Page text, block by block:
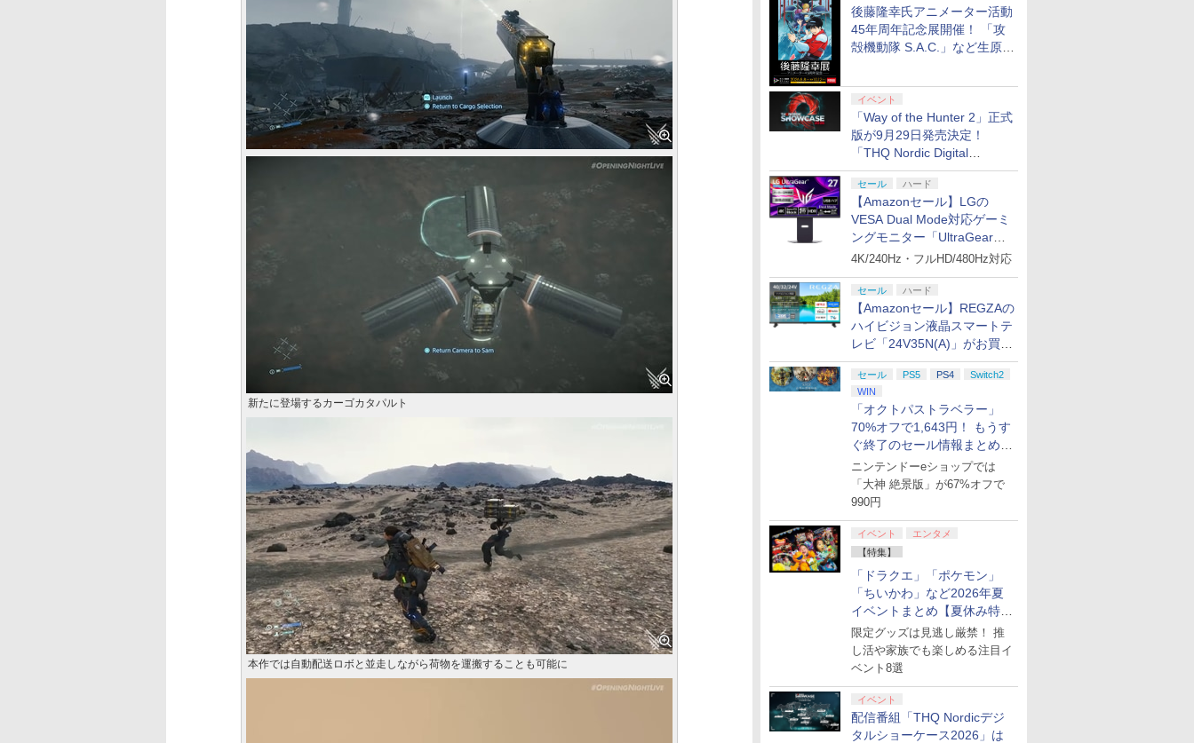
後藤隆幸氏アニメーター活動
45年周年記念展開催！ 「攻
殻機動隊 S.A.C.」など生原
イベント
「Way of the Hunter 2」正式
版が9月29日発売決定！
「THQ Nordic Digital
Showcase 2026」まとめ
セール ハード
【Amazonセール】LGの
VESA Dual Mode対応ゲーミ
ングモニター「UltraGear
27G850A-B」がお買い得！
4K/240Hz・フルHD/480Hz対応
セール ハード
【Amazonセール】REGZAの
ハイビジョン液晶スマートテ
レビ「24V35N(A)」がお買い
得！
セール PS5 PS4
Switch2
WIN
「オクトパストラベラー」
70%オフで1,643円！ もうす
ぐ終了のセール情報まとめ
【8月8日更新】
ニンテンドーeショップでは
「大神 絶景版」が67%オフで
990円
イベント
エンタメ
【特集】
「ドラクエ」「ポケモン」
「ちいかわ」など2026年夏
イベントまとめ【夏休み特
集】
限定グッズは見逃し厳禁！ 推
し活や家族でも楽しめる注目イ
ベント8選
イベント
配信番組「THQ Nordicデジ
タルショーケース2026」は
新たに登場するカーゴカタパルト
本作では自動配送ロボと並走しながら荷物を運搬することも可能に